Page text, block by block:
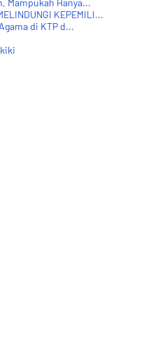
Mampukah Hanya...
KEPEMILI...
di KTP d...